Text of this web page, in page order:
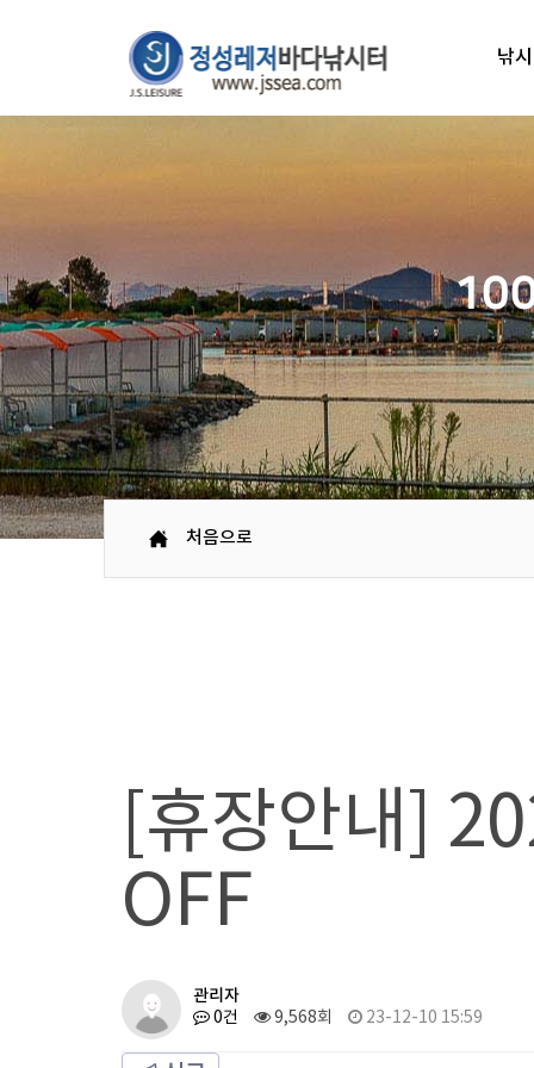
낚
처음으로
[휴장안내]
OFF
관리자
0건 9,568회 23-12-10 15:59